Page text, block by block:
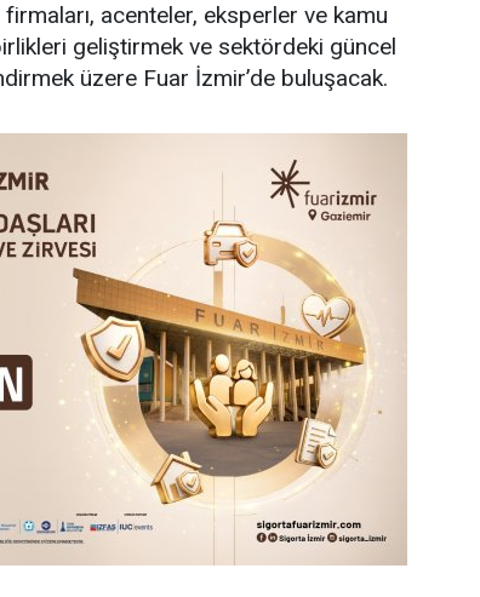
acenteler, eksperler ve kamu
geliştirmek ve sektördeki güncel
üzere Fuar İzmir’de buluşacak.